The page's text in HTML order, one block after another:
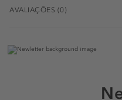
AVALIAÇÕES (0)